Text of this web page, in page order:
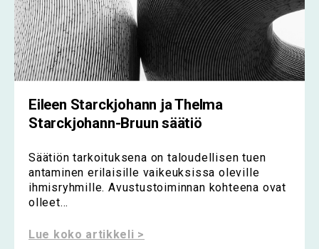
Eileen Starckjohann ja Thelma
Starckjohann-Bruun säätiö
Säätiön tarkoituksena on taloudellisen tuen
antaminen erilaisille vaikeuksissa oleville
ihmisryhmille. Avustustoiminnan kohteena ovat
olleet...
Lue koko artikkeli >